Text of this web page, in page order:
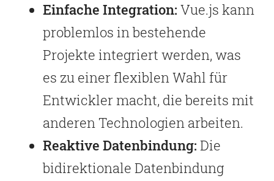
Einfache Integration: Vue.js kann
problemlos in bestehende
Projekte integriert werden, was
es zu einer flexiblen Wahl für
Entwickler macht, die bereits mit
anderen Technologien arbeiten.
Reaktive Datenbindung: Die
bidirektionale Datenbindung